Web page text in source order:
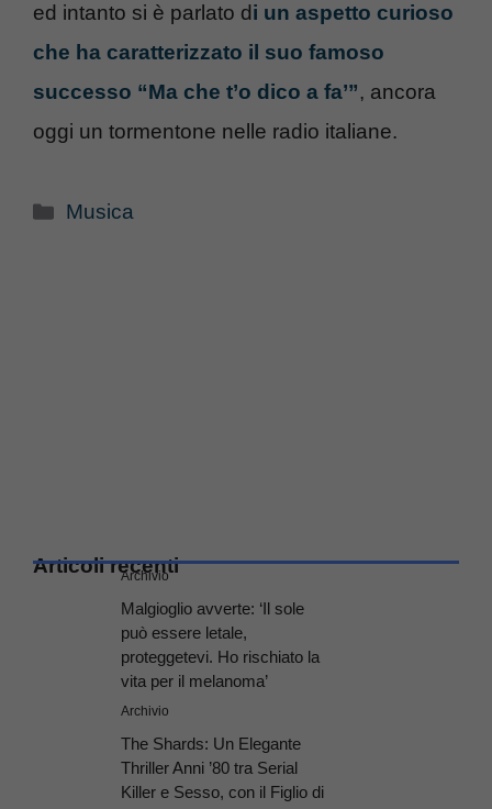
ed intanto si è parlato di un aspetto curioso
che ha caratterizzato il suo famoso
successo “Ma che t’o dico a fa’”, ancora
oggi un tormentone nelle radio italiane.
Categorie
Musica
Articoli recenti
Archivio
Malgioglio avverte: ‘Il sole
può essere letale,
proteggetevi. Ho rischiato la
vita per il melanoma’
Archivio
The Shards: Un Elegante
Thriller Anni ’80 tra Serial
Killer e Sesso, con il Figlio di